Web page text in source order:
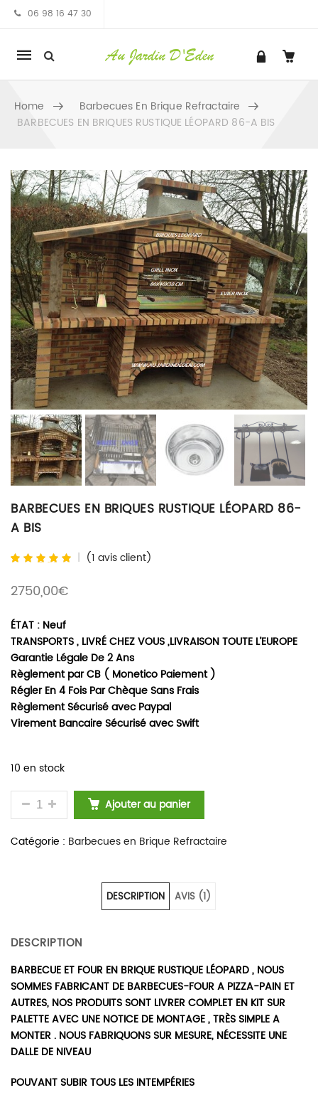
06 98 16 47 30
Mobile
navigation
Home
Barbecues En Brique Refractaire
BARBECUES EN BRIQUES RUSTIQUE LÉOPARD 86-A BIS
Skip to content
BARBECUES EN BRIQUES RUSTIQUE LÉOPARD 86-
A BIS
Noté 5.00
sur
1
notation
(1 avis client)
2750,00€
ÉTAT : Neuf
TRANSPORTS , LIVRÉ CHEZ VOUS ,LIVRAISON TOUTE L’EUROPE
Garantie Légale De 2 Ans
Règlement par CB ( Monetico Paiement )
Régler En 4 Fois Par Chèque Sans Frais
Règlement Sécurisé avec Paypal
Virement Bancaire Sécurisé avec Swift
10 en stock
QUANTITÉ DE BARBECUES EN BRIQUES RUSTIQUE
Ajouter au panier
Catégorie : Barbecues en Brique Refractaire
DESCRIPTION AVIS (1)
DESCRIPTION
BARBECUE ET FOUR EN BRIQUE RUSTIQUE LÉOPARD , NOUS
SOMMES FABRICANT DE BARBECUES-FOUR A PIZZA-PAIN ET
AUTRES, NOS PRODUITS SONT LIVRER COMPLET EN KIT SUR
PALETTE AVEC UNE NOTICE DE MONTAGE , TRÈS SIMPLE A
MONTER . NOUS FABRIQUONS SUR MESURE, NÉCESSITE UNE
DALLE DE NIVEAU
POUVANT SUBIR TOUS LES INTEMPÉRIES